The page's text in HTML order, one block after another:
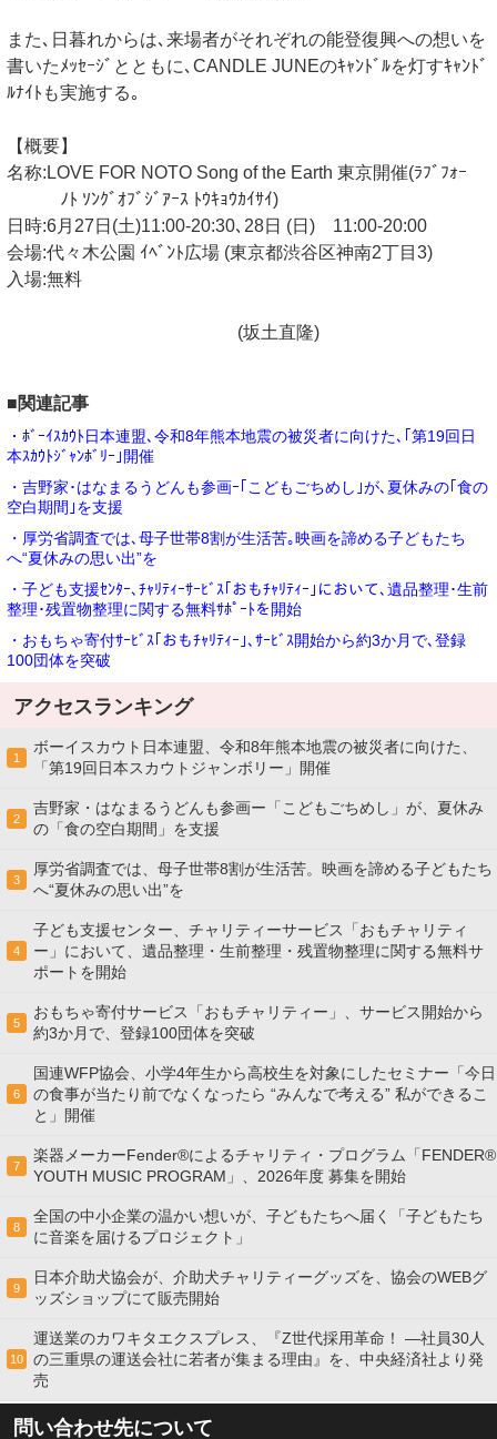
また､日暮れからは､来場者がそれぞれの能登復興への想いを
書いたﾒｯｾｰｼﾞとともに､CANDLE JUNEのｷｬﾝﾄﾞﾙを灯すｷｬﾝﾄﾞ
ﾙﾅｲﾄも実施する｡
【概要】
名称:LOVE FOR NOTO Song of the Earth 東京開催(ﾗﾌﾞﾌｫｰ
ﾉﾄ ｿﾝｸﾞｵﾌﾞｼﾞｱｰｽ ﾄｳｷｮｳｶｲｻｲ)
日時:6月27日(土)11:00-20:30､28日 (日) 11:00-20:00
会場:代々木公園 ｲﾍﾞﾝﾄ広場 (東京都渋谷区神南2丁目3)
入場:無料
(坂土直隆)
■関連記事
・ﾎﾞｰｲｽｶｳﾄ日本連盟､令和8年熊本地震の被災者に向けた､｢第19回日
本ｽｶｳﾄｼﾞｬﾝﾎﾞﾘｰ｣開催
・吉野家･はなまるうどんも参画ｰ｢こどもごちめし｣が､夏休みの｢食の
空白期間｣を支援
・厚労省調査では､母子世帯8割が生活苦｡映画を諦める子どもたち
へ“夏休みの思い出”を
・子ども支援ｾﾝﾀｰ､ﾁｬﾘﾃｨｰｻｰﾋﾞｽ｢おもﾁｬﾘﾃｨｰ｣において､遺品整理･生前
整理･残置物整理に関する無料ｻﾎﾟｰﾄを開始
・おもちゃ寄付ｻｰﾋﾞｽ｢おもﾁｬﾘﾃｨｰ｣､ｻｰﾋﾞｽ開始から約3か月で､登録
100団体を突破
アクセスランキング
1
ボーイスカウト日本連盟、令和8年熊本地震の被災者に向けた、
「第19回日本スカウトジャンボリー」開催
2
吉野家・はなまるうどんも参画ー「こどもごちめし」が、夏休み
の「食の空白期間」を支援
3
厚労省調査では、母子世帯8割が生活苦。映画を諦める子どもたち
へ“夏休みの思い出”を
4
子ども支援センター、チャリティーサービス「おもチャリティ
ー」において、遺品整理・生前整理・残置物整理に関する無料サ
ポートを開始
5
おもちゃ寄付サービス「おもチャリティー」、サービス開始から
約3か月で、登録100団体を突破
6
国連WFP協会、小学4年生から高校生を対象にしたセミナー「今日
の食事が当たり前でなくなったら “みんなで考える” 私ができるこ
と」開催
7
楽器メーカーFender®によるチャリティ・プログラム「FENDER®︎
YOUTH MUSIC PROGRAM」、2026年度 募集を開始
8
全国の中小企業の温かい想いが、子どもたちへ届く「子どもたち
に音楽を届けるプロジェクト」
9
日本介助犬協会が、介助犬チャリティーグッズを、協会のWEBグ
ッズショップにて販売開始
10
運送業のカワキタエクスプレス、『Z世代採用革命！ ―社員30人
の三重県の運送会社に若者が集まる理由』を、中央経済社より発
売
問い合わせ先について